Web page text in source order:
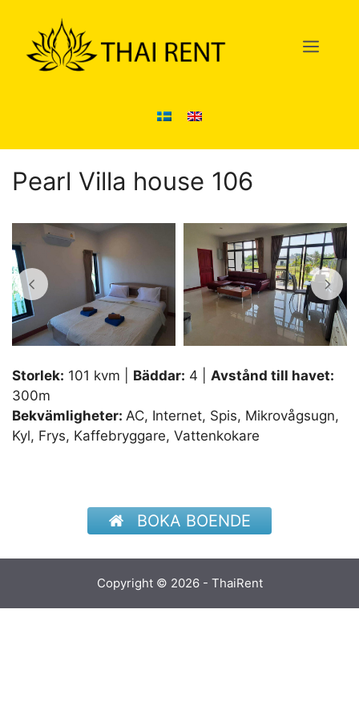
innehåll
Pearl Villa house 106
Storlek: 101 kvm | Bäddar: 4 | Avstånd till havet:
300m
Bekvämligheter: AC, Internet, Spis, Mikrovågsugn,
Kyl, Frys, Kaffebryggare, Vattenkokare
BOKA BOENDE
Copyright © 2026 - ThaiRent